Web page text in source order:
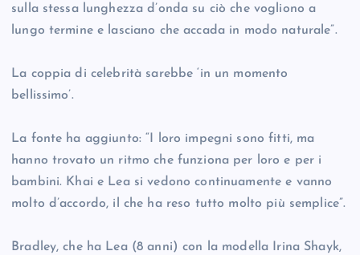
sulla stessa lunghezza d’onda su ciò che vogliono a
lungo termine e lasciano che accada in modo naturale”.
La coppia di celebrità sarebbe ‘in un momento
bellissimo’.
La fonte ha aggiunto: “I loro impegni sono fitti, ma
hanno trovato un ritmo che funziona per loro e per i
bambini. Khai e Lea si vedono continuamente e vanno
molto d’accordo, il che ha reso tutto molto più semplice”.
Bradley, che ha Lea (8 anni) con la modella Irina Shayk,